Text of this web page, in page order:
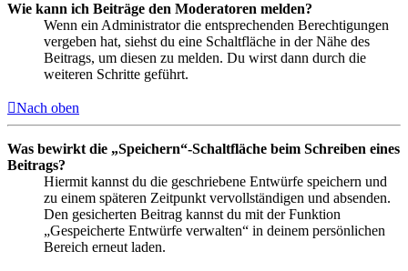
Wie kann ich Beiträge den Moderatoren melden?
Wenn ein Administrator die entsprechenden Berechtigungen
vergeben hat, siehst du eine Schaltfläche in der Nähe des
Beitrags, um diesen zu melden. Du wirst dann durch die
weiteren Schritte geführt.
Nach oben
Was bewirkt die „Speichern“-Schaltfläche beim Schreiben eines
Beitrags?
Hiermit kannst du die geschriebene Entwürfe speichern und
zu einem späteren Zeitpunkt vervollständigen und absenden.
Den gesicherten Beitrag kannst du mit der Funktion
„Gespeicherte Entwürfe verwalten“ in deinem persönlichen
Bereich erneut laden.